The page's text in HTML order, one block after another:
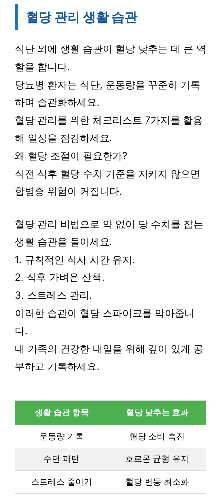
혈당 관리 생활 습관
식단 외에 생활 습관이 혈당 낮추는 데 큰 역
할을 합니다.
당뇨병 환자는 식단, 운동량을 꾸준히 기록
하며 습관화하세요.
혈당 관리를 위한 체크리스트 7가지를 활용
해 일상을 점검하세요.
왜 혈당 조절이 필요한가?
식전 식후 혈당 수치 기준을 지키지 않으면
합병증 위험이 커집니다.
혈당 관리 비법으로 약 없이 당 수치를 잡는
생활 습관을 들이세요.
1. 규칙적인 식사 시간 유지.
2. 식후 가벼운 산책.
3. 스트레스 관리.
이러한 습관이 혈당 스파이크를 막아줍니
다.
내 가족의 건강한 내일을 위해 깊이 있게 공
부하고 기록하세요.
생활 습관 항목 혈당 낮추는 효과
운동량 기록 혈당 소비 촉진
수면 패턴 호르몬 균형 유지
스트레스 줄이기 혈당 변동 최소화